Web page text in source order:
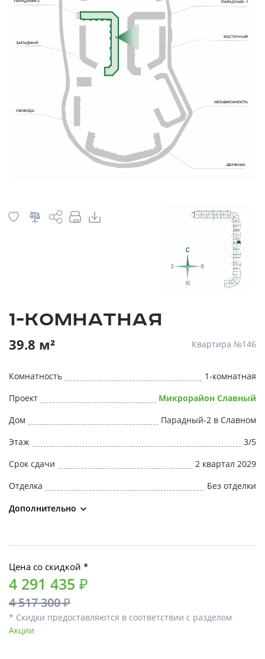
1-комнатная
39.8 м² Квартира №146
Комнатность
1-комнатная
Проект
Микрорайон Славный
Дом
Парадный-2 в Славном
Этаж
3/5
Срок сдачи
2 квартал 2029
Отделка
Без отделки
Дополнительно
Цена со скидкой *
4 291 435 ₽
4 517 300 ₽
* Скидки предоставляются в соответствии с разделом
Акции